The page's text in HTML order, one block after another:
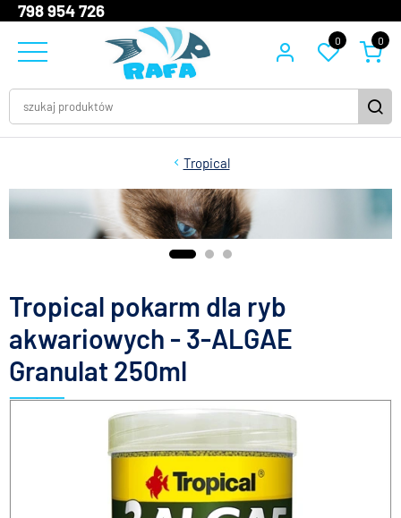
798 954 726
0 0
Tropical
Tropical pokarm dla ryb
akwariowych - 3-ALGAE
Granulat 250ml